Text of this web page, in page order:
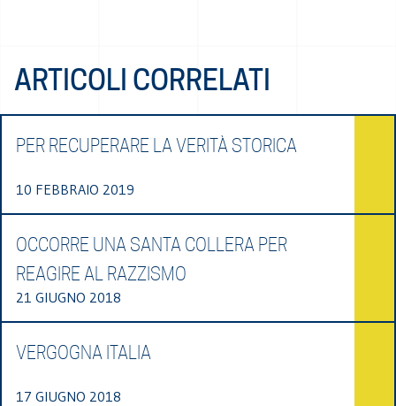
ARTICOLI CORRELATI
PER RECUPERARE LA VERITÀ STORICA
10 FEBBRAIO 2019
OCCORRE UNA SANTA COLLERA PER
REAGIRE AL RAZZISMO
21 GIUGNO 2018
VERGOGNA ITALIA
17 GIUGNO 2018